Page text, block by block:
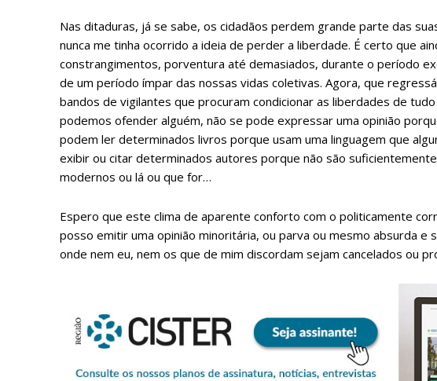
Faça-se assinante do
Sendo assinante
Nas ditaduras, já se sabe, os cidadãos perdem grande parte das
nunca me tinha ocorrido a ideia de perder a liberdade. É certo que
constrangimentos, porventura até demasiados, durante o período
de um período ímpar das nossas vidas coletivas. Agora, que
bandos de vigilantes que procuram condicionar as liberdades de
podemos ofender alguém, não se pode expressar uma opinião
podem ler determinados livros porque usam uma linguagem que
exibir ou citar determinados autores porque não são
modernos ou lá ou que for…
Espero que este clima de aparente conforto com o politicamente
posso emitir uma opinião minoritária, ou parva ou mesmo absurda e
onde nem eu, nem os que de mim discordam sejam cancelados ou